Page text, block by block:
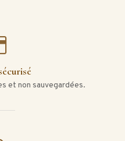
et non sauvegardées.